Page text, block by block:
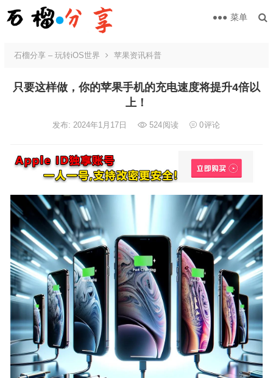
菜单
石榴分享 – 玩转iOS世界 苹果资讯科普
只要这样做，你的苹果手机的充电速度将提升4倍以
上！
发布: 2024年1月17日 524阅读 0评论